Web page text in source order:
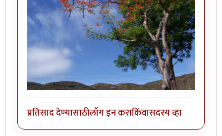
प्रतिसाद देण्यासाठीलॉग इन कराकिंवासदस्य व्हा